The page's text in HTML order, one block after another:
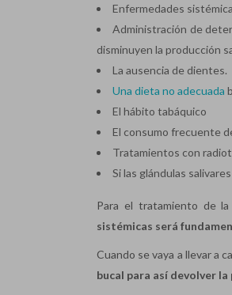
Enfermedades
Administración de
disminuyen la producción
La ausencia de dientes.
Una dieta no adecuada
El hábito tabáquico
El consumo frecuente
Tratamientos con
Si las glándulas
Para el tratamiento de
sistémicas será
Cuando se vaya a llevar a
bucal para así devolver